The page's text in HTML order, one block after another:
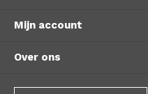
Mijn account
Over ons